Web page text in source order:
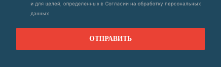
и для целей, определенных в Согласии на обработку персональных
данных